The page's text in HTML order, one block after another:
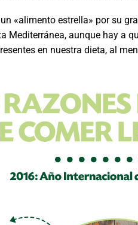
«alimento estrella» por su
Mediterránea, aunque hay a
en nuestra dieta, al